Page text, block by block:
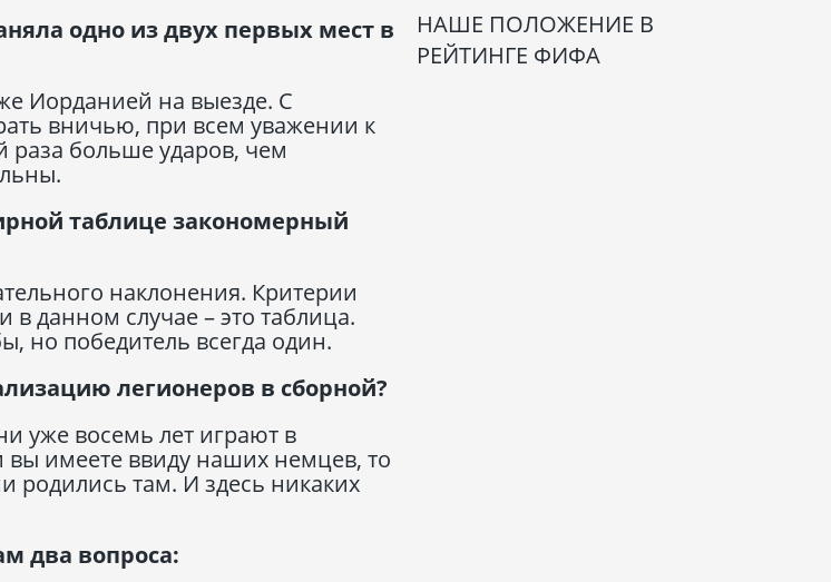
одно из двух первых мест в
Иорданией на выезде. С
вничью, при всем уважении к
раза больше ударов, чем
таблице закономерный
наклонения. Критерии
в данном случае – это таблица.
но победитель всегда один.
легионеров в сборной?
уже восемь лет играют в
вы имеете ввиду наших немцев, то
родились там. И здесь никаких
два вопроса:
НАШЕ ПОЛОЖЕНИЕ В
РЕЙТИНГЕ ФИФА